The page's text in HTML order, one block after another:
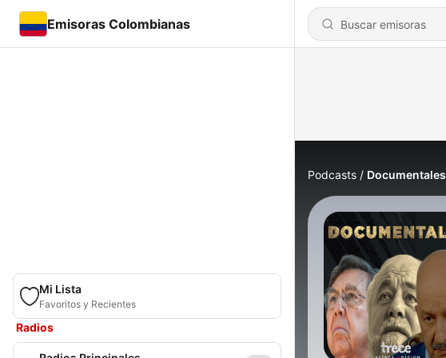
Emisoras Colombianas
Mi Lista
Favoritos y Recientes
Radios
Podcasts Documentales